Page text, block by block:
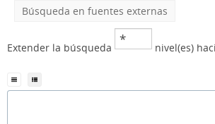
Búsqueda en fuentes externas
Extender la búsqueda nivel(es)